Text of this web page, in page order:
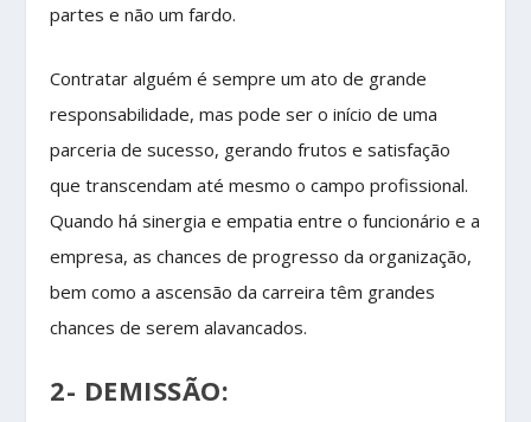
partes e não um fardo.
Contratar alguém é sempre um ato de grande
responsabilidade, mas pode ser o início de uma
parceria de sucesso, gerando frutos e satisfação
que transcendam até mesmo o campo profissional.
Quando há sinergia e empatia entre o funcionário e a
empresa, as chances de progresso da organização,
bem como a ascensão da carreira têm grandes
chances de serem alavancados.
2- DEMISSÃO: